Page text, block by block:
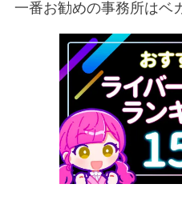
一番お勧めの事務所はベ